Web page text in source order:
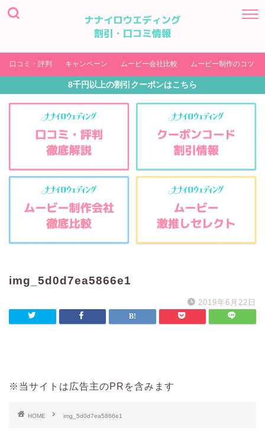
口コミ・評判 キャンペーン ムービー会社比較 ムービー制作のコツ
8千円以上の割引クーポンはこちら
img_5d0d7ea5866e1
2019年6月22日
※当サイトは広告主のPRを含みます
HOME img_5d0d7ea5866e1